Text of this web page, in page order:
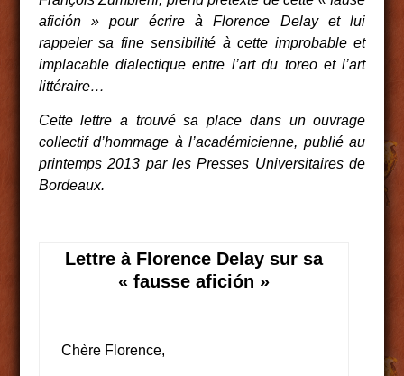
afición » pour écrire à Florence Delay et lui
rappeler sa fine sensibilité à cette improbable et
implacable dialectique entre l’art du toreo et l’art
littéraire…
Cette lettre a trouvé sa place dans un ouvrage
collectif d’hommage à l’académicienne, publié au
printemps 2013 par les Presses Universitaires de
Bordeaux.
Lettre à Florence Delay sur sa
« fausse afición »
Chère Florence,